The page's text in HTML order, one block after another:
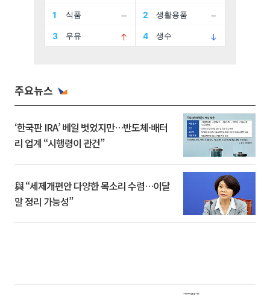
주요뉴스
‘한국판 IRA’ 베일 벗었지만…반도체·배터
리 업계 “시행령이 관건”
與 “세제개편안 다양한 목소리 수렴…이달
말 정리 가능성”